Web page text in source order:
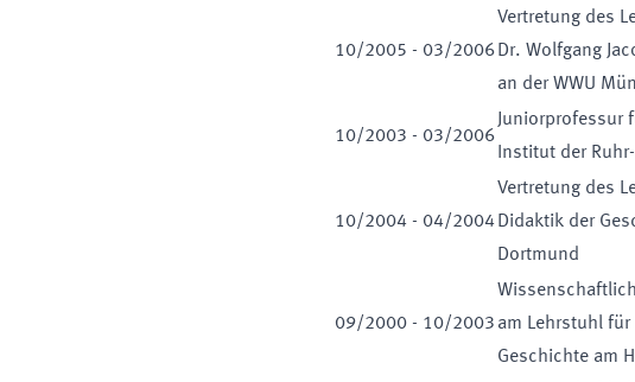
10/2005 - 03/2006
Vertretung des
Dr. Wolfgang
an der WWU
10/2003 - 03/2006
Juniorprofessur
Institut der
10/2004 - 04/2004
Vertretung des
Didaktik der
Dortmund
09/2000 - 10/2003 am Lehrstuhl
Geschichte am